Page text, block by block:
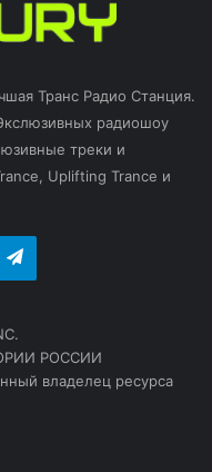
Транс Радио Станция.
радиошоу
треки и
Uplifting Trance и
Telegram
РОССИИ
владелец ресурса